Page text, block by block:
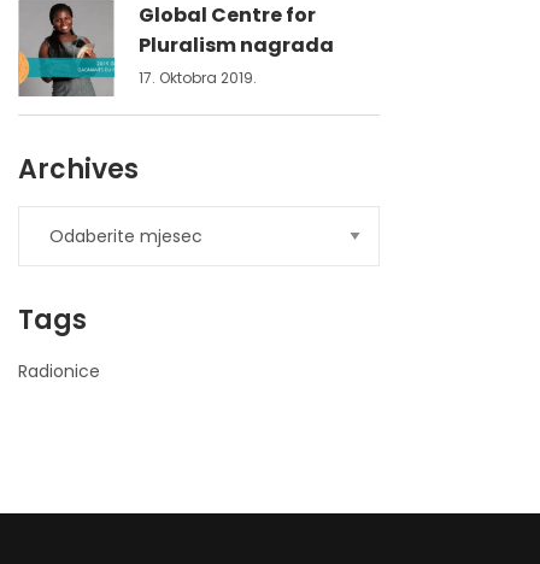
Global Centre for
Pluralism nagrada
17. Oktobra 2019.
Archives
Tags
Radionice